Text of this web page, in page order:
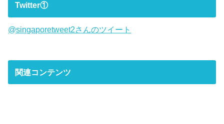
Twitter①
@singaporetweet2さんのツイート
関連コンテンツ